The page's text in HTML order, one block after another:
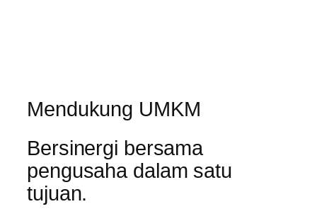
Mendukung UMKM
Bersinergi bersama
pengusaha dalam satu
tujuan.